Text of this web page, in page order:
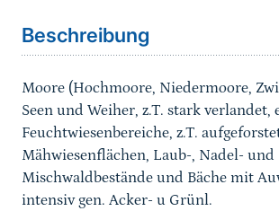
Beschreibung
Moore (Hochmoore, Niedermoore,
Seen und Weiher, z.T. stark verlandet,
Feuchtwiesenbereiche, z.T.
Mähwiesenflächen, Laub-, Nadel- und
Mischwaldbestände und Bäche mit
intensiv gen. Acker- u Grünl.